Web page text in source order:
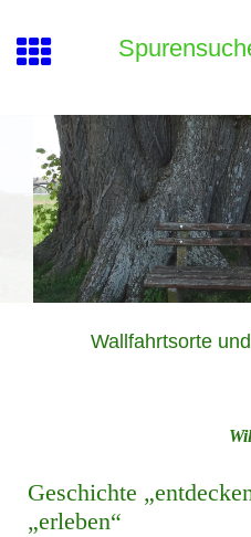
Wallfahrtsorte
Geschichte
„erleben“